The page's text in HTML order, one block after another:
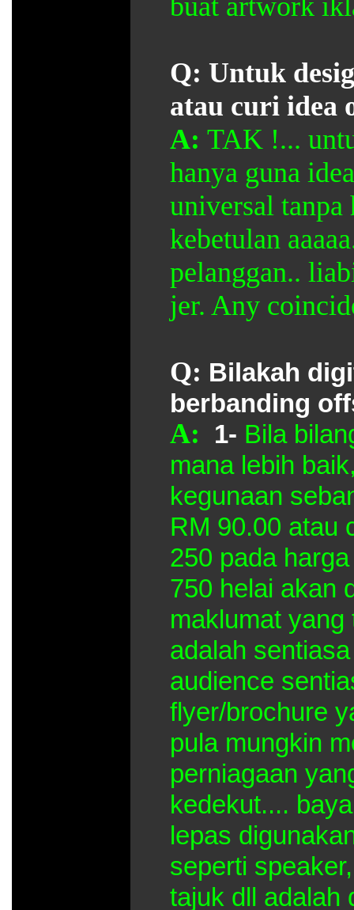
buat artwork
Q: Untuk
atau curi idea
A: TAK !...
hanya guna
universal
kebetulan
pelanggan..
jer. Any
Q: Bilakah
berbanding
A: 1- Bila
mana lebih
kegunaan
RM 90.00 atau
250 pada
750 helai
maklumat
adalah
audience
flyer/brochure
pula mungkin
perniagaan
kedekut....
lepas
seperti
tajuk dll